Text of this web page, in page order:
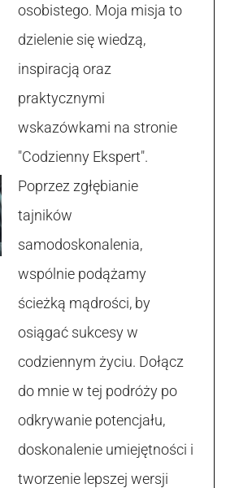
osobistego. Moja misja to
dzielenie się wiedzą,
inspiracją oraz
praktycznymi
wskazówkami na stronie
"Codzienny Ekspert".
Poprzez zgłębianie
tajników
samodoskonalenia,
wspólnie podążamy
ścieżką mądrości, by
osiągać sukcesy w
codziennym życiu. Dołącz
do mnie w tej podróży po
odkrywanie potencjału,
doskonalenie umiejętności i
tworzenie lepszej wersji